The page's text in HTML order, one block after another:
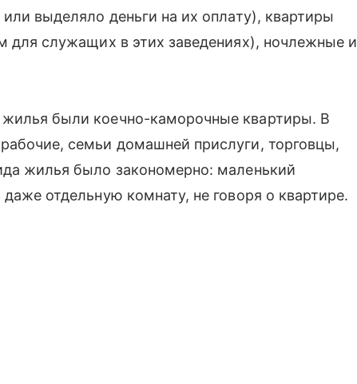
выделяло деньги на их оплату), квартиры
для служащих в этих заведениях), ночлежные и
были коечно-каморочные квартиры. В
семьи домашней прислуги, торговцы,
жилья было закономерно: маленький
отдельную комнату, не говоря о квартире.